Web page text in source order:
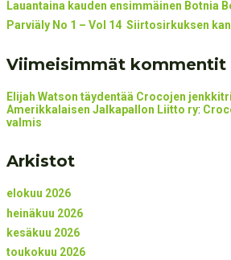
Lauantaina kauden ensimmäinen Botnia
Parviäly No 1 – Vol 14 Siirtosirkuksen
Viimeisimmät kommentit
Elijah Watson täydentää Crocojen
Amerikkalaisen Jalkapallon Liitto ry:
valmis
Arkistot
elokuu 2026
heinäkuu 2026
kesäkuu 2026
toukokuu 2026